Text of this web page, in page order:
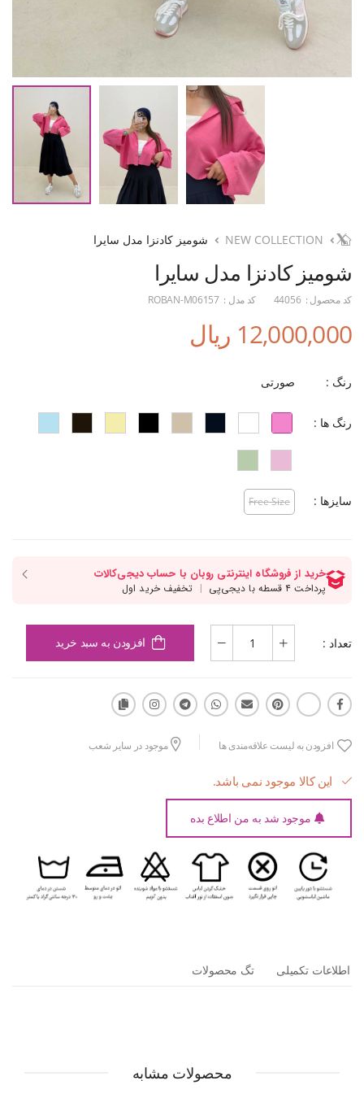
NEW COLLECTION شومیز کادنزا مدل سایرا
شومیز کادنزا مدل سایرا
کد محصول : 44056 کد مدل : ROBAN-M06157
12,000,000 ریال
رنگ : صورتی
رنگ ها :
سایزها : Free Size
تعداد : افزودن به سبد خرید
افزودن به لیست علاقه‌مندی ها موجود در سایر شعب
این کالا موجود نمی باشد.
موجود شد به من اطلاع بده
اطلاعات تکمیلی تگ محصولات
محصولات مشابه